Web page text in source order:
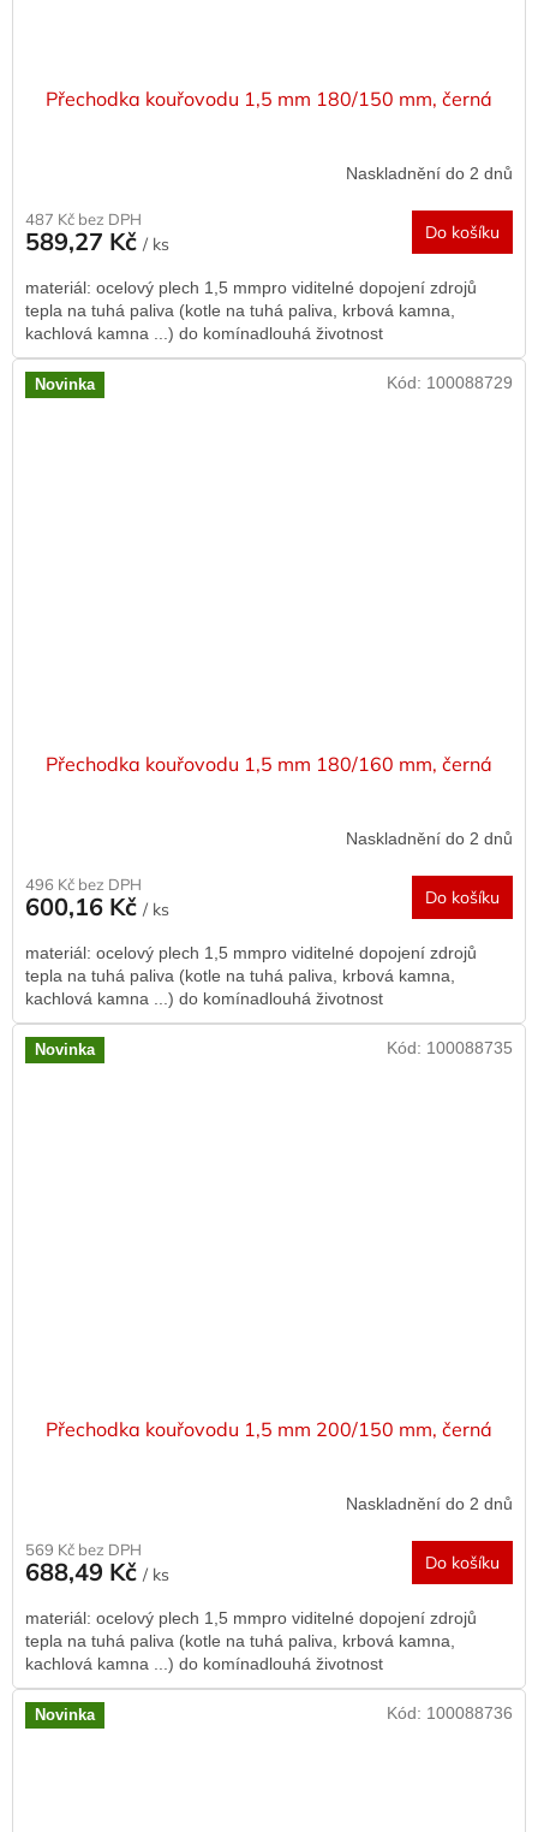
Přechodka kouřovodu 1,5 mm 180/150 mm, černá
Naskladnění do 2 dnů
487 Kč bez DPH
589,27 Kč / ks
Do košíku
materiál: ocelový plech 1,5 mmpro viditelné dopojení zdrojů
tepla na tuhá paliva (kotle na tuhá paliva, krbová kamna,
kachlová kamna ...) do komínadlouhá životnost
Novinka
Přechodka kouřovodu 1,5 mm 180/160 mm, černá
Naskladnění do 2 dnů
496 Kč bez DPH
600,16 Kč / ks
Do košíku
materiál: ocelový plech 1,5 mmpro viditelné dopojení zdrojů
tepla na tuhá paliva (kotle na tuhá paliva, krbová kamna,
kachlová kamna ...) do komínadlouhá životnost
Kód: 100088729
Novinka
Přechodka kouřovodu 1,5 mm 200/150 mm, černá
Naskladnění do 2 dnů
569 Kč bez DPH
688,49 Kč / ks
Do košíku
materiál: ocelový plech 1,5 mmpro viditelné dopojení zdrojů
tepla na tuhá paliva (kotle na tuhá paliva, krbová kamna,
kachlová kamna ...) do komínadlouhá životnost
Kód: 100088735
Novinka Kód: 100088736